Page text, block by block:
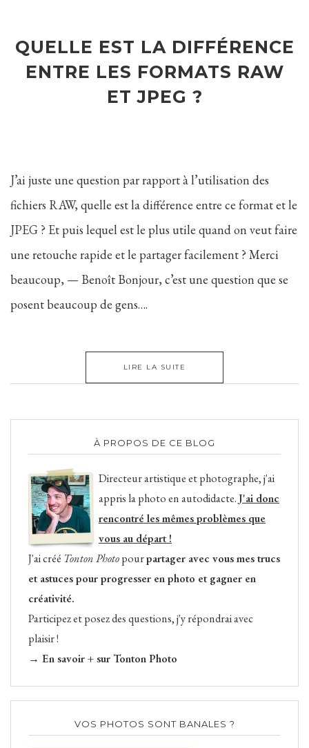
QUELLE EST LA DIFFÉRENCE
ENTRE LES FORMATS RAW
ET JPEG ?
J’ai juste une question par rapport à l’utilisation des
fichiers RAW, quelle est la différence entre ce format et le
JPEG ? Et puis lequel est le plus utile quand on veut faire
une retouche rapide et le partager facilement ? Merci
beaucoup, — Benoît Bonjour, c’est une question que se
posent beaucoup de gens….
LIRE LA SUITE
À PROPOS DE CE BLOG
Directeur artistique et photographe, j'ai
appris la photo en autodidacte.J'ai donc
rencontré les mêmes problèmes que
vous au départ !
J'ai créé Tonton Photopourpartager avec vous mes trucs
et astuces pour progresser en photo et gagner en
créativité.
Participez et posez des questions, j'y répondrai avec
plaisir !
→ En savoir + sur Tonton Photo
VOS PHOTOS SONT BANALES ?